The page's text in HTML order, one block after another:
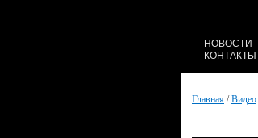
НОВОСТИ
КОНТАКТЫ
Главная /Видео